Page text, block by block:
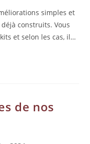
simples et
construits. Vous
et selon les cas, il…
de nos